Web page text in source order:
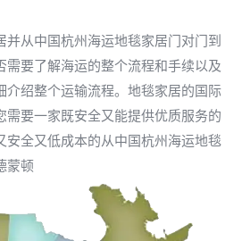
并从中国杭州海运地毯家居门对门到
需要了解海运的整个流程和手续以及
介绍整个运输流程。地毯家居的国际
需要一家既安全又能提供优质服务的
安全又低成本的从中国杭州海运地毯
蒙顿